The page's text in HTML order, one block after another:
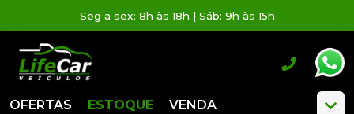
Seg a sex: 8h às 18h | Sáb: 9h às 15h
OFERTAS ESTOQUE VENDA